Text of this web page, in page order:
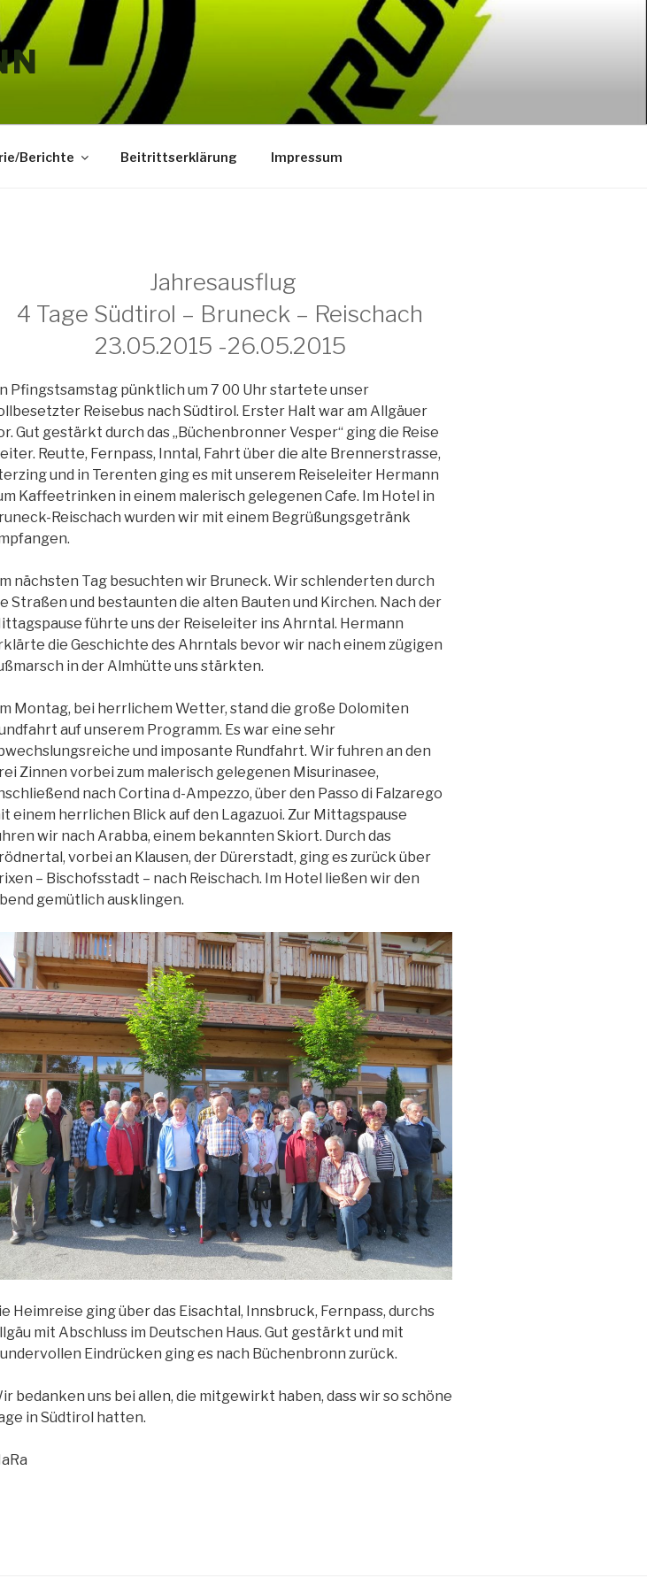
Berichte Beitrittserklärung Impressum
Jahresausflug
4 Tage Südtirol – Bruneck – Reischach
23.05.2015 -26.05.2015
Pfingstsamstag pünktlich um 7 00 Uhr startete unser
Reisebus nach Südtirol. Erster Halt war am Allgäuer
Gut gestärkt durch das „Büchenbronner Vesper“ ging die Reise
Reutte, Fernpass, Inntal, Fahrt über die alte Brennerstrasse,
und in Terenten ging es mit unserem Reiseleiter Hermann
Kaffeetrinken in einem malerisch gelegenen Cafe. Im Hotel in
Reischach wurden wir mit einem Begrüßungsgetränk
nächsten Tag besuchten wir Bruneck. Wir schlenderten durch
Straßen und bestaunten die alten Bauten und Kirchen. Nach der
führte uns der Reiseleiter ins Ahrntal. Hermann
die Geschichte des Ahrntals bevor wir nach einem zügigen
in der Almhütte uns stärkten.
Montag, bei herrlichem Wetter, stand die große Dolomiten
auf unserem Programm. Es war eine sehr
und imposante Rundfahrt. Wir fuhren an den
Zinnen vorbei zum malerisch gelegenen Misurinasee,
nach Cortina d-Ampezzo, über den Passo di Falzarego
einem herrlichen Blick auf den Lagazuoi. Zur Mittagspause
wir nach Arabba, einem bekannten Skiort. Durch das
vorbei an Klausen, der Dürerstadt, ging es zurück über
– Bischofsstadt – nach Reischach. Im Hotel ließen wir den
gemütlich ausklingen.
Heimreise ging über das Eisachtal, Innsbruck, Fernpass, durchs
mit Abschluss im Deutschen Haus. Gut gestärkt und mit
Eindrücken ging es nach Büchenbronn zurück.
bedanken uns bei allen, die mitgewirkt haben, dass wir so schöne
in Südtirol hatten.